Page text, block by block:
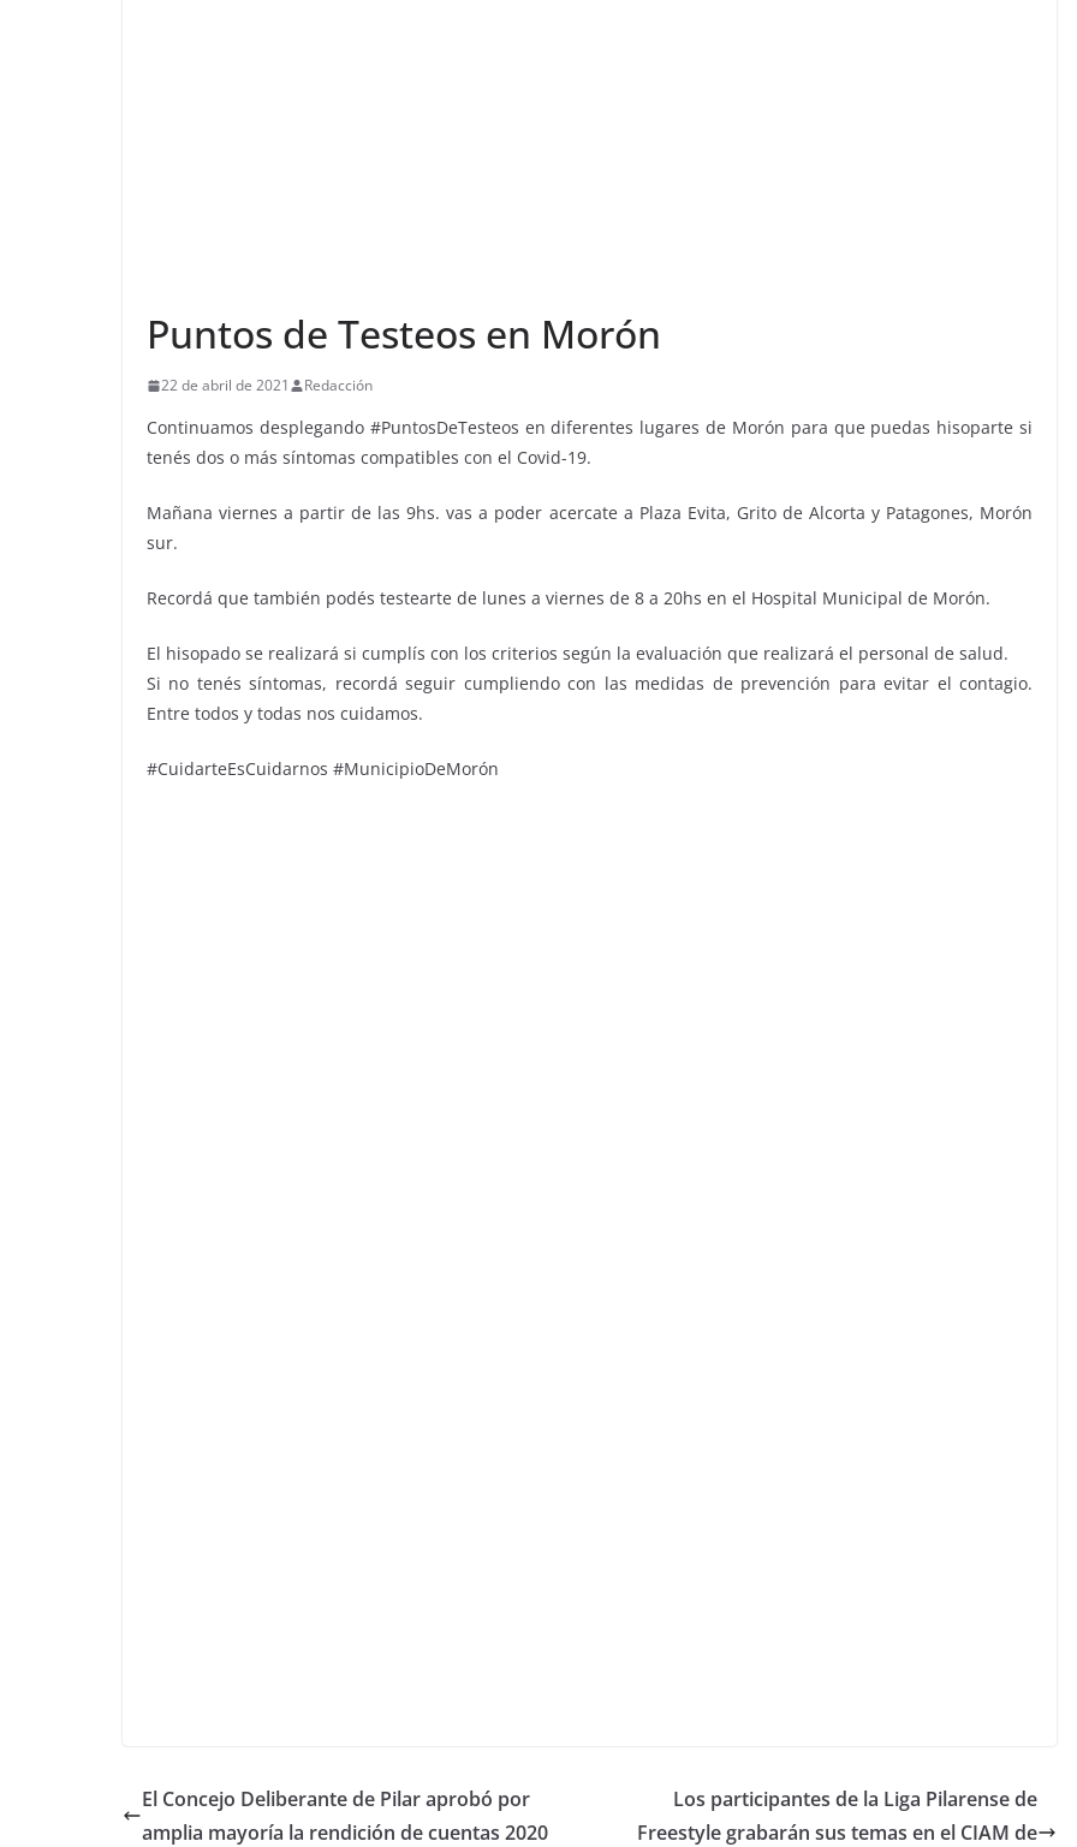
Puntos de Testeos en Morón
22 de abril de 2021 Redacción
Continuamos desplegando #PuntosDeTesteos en diferentes lugares de Morón para que puedas hisoparte si
tenés dos o más síntomas compatibles con el Covid-19.
Mañana viernes a partir de las 9hs. vas a poder acercate a Plaza Evita, Grito de Alcorta y Patagones, Morón
sur.
Recordá que también podés testearte de lunes a viernes de 8 a 20hs en el Hospital Municipal de Morón.
El hisopado se realizará si cumplís con los criterios según la evaluación que realizará el personal de salud.
Si no tenés síntomas, recordá seguir cumpliendo con las medidas de prevención para evitar el contagio.
Entre todos y todas nos cuidamos.
#CuidarteEsCuidarnos #MunicipioDeMorón
El Concejo Deliberante de Pilar aprobó por
amplia mayoría la rendición de cuentas 2020
Los participantes de la Liga Pilarense de
Freestyle grabarán sus temas en el CIAM de